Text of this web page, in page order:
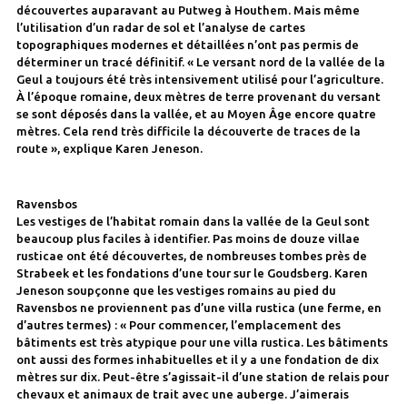
découvertes auparavant au Putweg à Houthem. Mais même
l’utilisation d’un radar de sol et l’analyse de cartes
topographiques modernes et détaillées n’ont pas permis de
déterminer un tracé définitif. « Le versant nord de la vallée de la
Geul a toujours été très intensivement utilisé pour l’agriculture.
À l’époque romaine, deux mètres de terre provenant du versant
se sont déposés dans la vallée, et au Moyen Âge encore quatre
mètres. Cela rend très difficile la découverte de traces de la
route », explique Karen Jeneson.
Ravensbos
Les vestiges de l’habitat romain dans la vallée de la Geul sont
beaucoup plus faciles à identifier. Pas moins de douze villae
rusticae ont été découvertes, de nombreuses tombes près de
Strabeek et les fondations d’une tour sur le Goudsberg. Karen
Jeneson soupçonne que les vestiges romains au pied du
Ravensbos ne proviennent pas d’une villa rustica (une ferme, en
d’autres termes) : « Pour commencer, l’emplacement des
bâtiments est très atypique pour une villa rustica. Les bâtiments
ont aussi des formes inhabituelles et il y a une fondation de dix
mètres sur dix. Peut-être s’agissait-il d’une station de relais pour
chevaux et animaux de trait avec une auberge. J’aimerais